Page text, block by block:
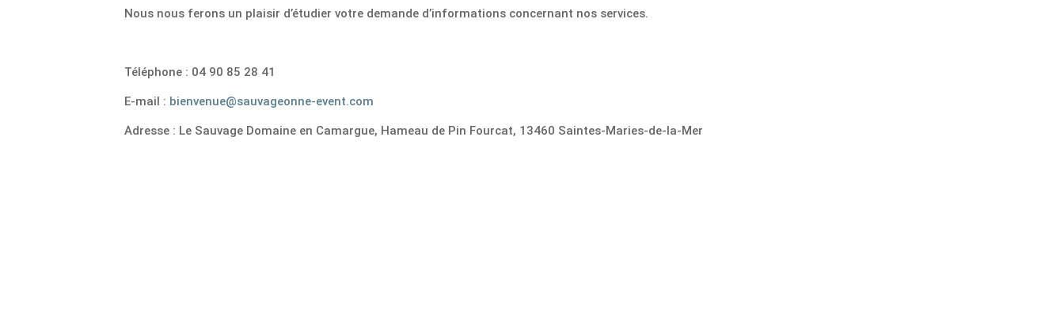
Nous nous ferons un plaisir d’étudier votre demande d’informations concernant nos services.
Téléphone : 04 90 85 28 41
E-mail : bienvenue@sauvageonne-event.com
Adresse : Le Sauvage Domaine en Camargue, Hameau de Pin Fourcat, 13460 Saintes-Maries-de-la-Mer